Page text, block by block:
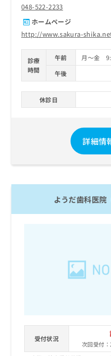
048-522-2233
ホームページ
http://www.sakura-
診療
時間
午前
月～金
午後
休診日
詳細情
ようだ歯科医院
受付状況
次回受付